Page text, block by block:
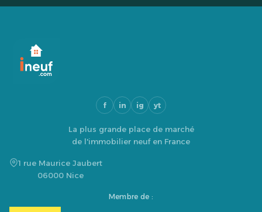
f in ig yt
La plus grande place de marché
de l'immobilier neuf en France
1 rue Maurice Jaubert
06000 Nice
Membre de :